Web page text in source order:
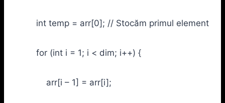
int temp = arr[0]; // Stocăm primul element
for (int i = 1; i < dim; i++) {
arr[i – 1] = arr[i];